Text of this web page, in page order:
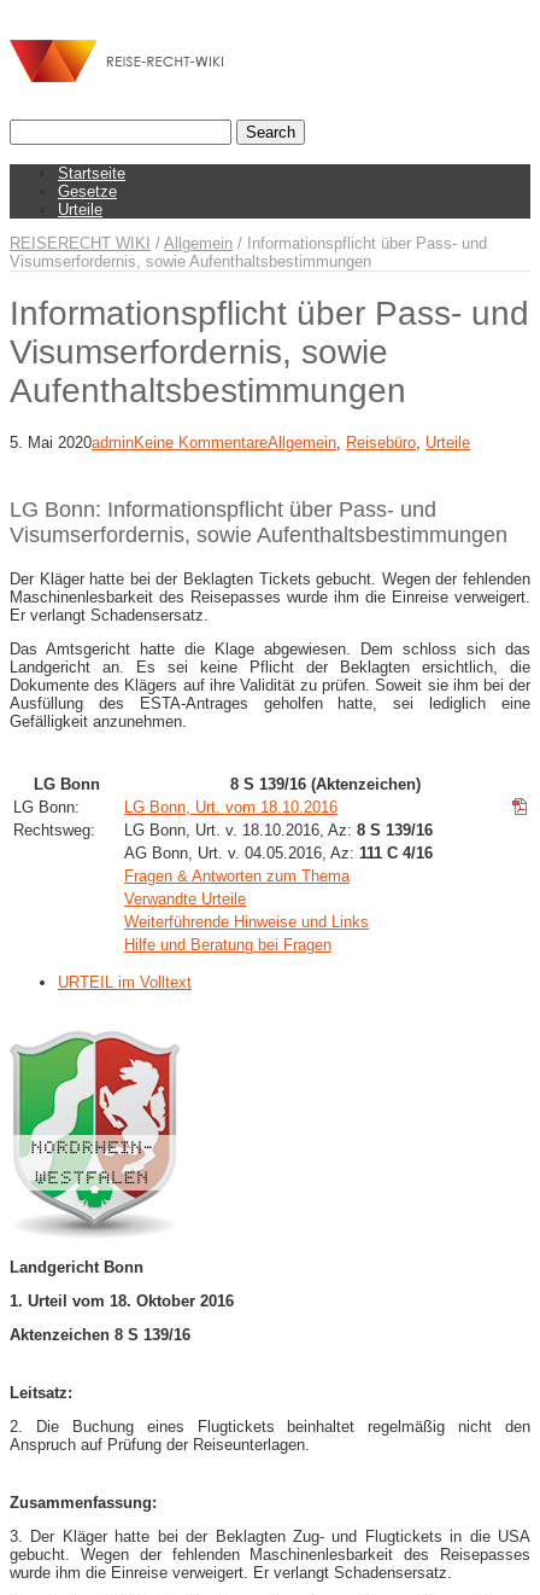
Startseite
Gesetze
Urteile
REISERECHT WIKI / Allgemein / Informationspflicht über Pass- und
Visumserfordernis, sowie Aufenthaltsbestimmungen
Informationspflicht über Pass- und
Visumserfordernis, sowie
Aufenthaltsbestimmungen
5. Mai 2020adminKeine KommentareAllgemein Reisebüro Urteile
LG Bonn: Informationspflicht über Pass- und
Visumserfordernis, sowie Aufenthaltsbestimmungen
Der Kläger hatte bei der Beklagten Tickets gebucht. Wegen der fehlenden
Maschinenlesbarkeit des Reisepasses wurde ihm die Einreise verweigert.
Er verlangt Schadensersatz.
Das Amtsgericht hatte die Klage abgewiesen. Dem schloss sich das
Landgericht an. Es sei keine Pflicht der Beklagten ersichtlich, die
Dokumente des Klägers auf ihre Validität zu prüfen. Soweit sie ihm bei der
Ausfüllung des ESTA-Antrages geholfen hatte, sei lediglich eine
Gefälligkeit anzunehmen.
LG Bonn
8 S 139/16 (Aktenzeichen)
LG Bonn:
LG Bonn, Urt. vom 18.10.2016
Rechtsweg:
LG Bonn, Urt. v. 18.10.2016, Az: 8 S 139/16
AG Bonn, Urt. v. 04.05.2016, Az: 111 C 4/16
Fragen & Antworten zum Thema
Verwandte Urteile
Weiterführende Hinweise und Links
Hilfe und Beratung bei Fragen
URTEIL im Volltext
Landgericht Bonn
1. Urteil vom 18. Oktober 2016
Aktenzeichen 8 S 139/16
Leitsatz:
2. Die Buchung eines Flugtickets beinhaltet regelmäßig nicht den
Anspruch auf Prüfung der Reiseunterlagen.
Zusammenfassung:
3. Der Kläger hatte bei der Beklagten Zug- und Flugtickets in die USA
gebucht. Wegen der fehlenden Maschinenlesbarkeit des Reisepasses
wurde ihm die Einreise verweigert. Er verlangt Schadensersatz.